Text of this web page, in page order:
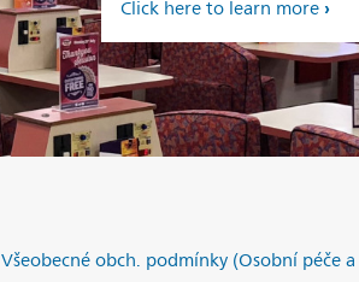
Click here to learn more
Všeobecné obch. podmínky (Osobní péče